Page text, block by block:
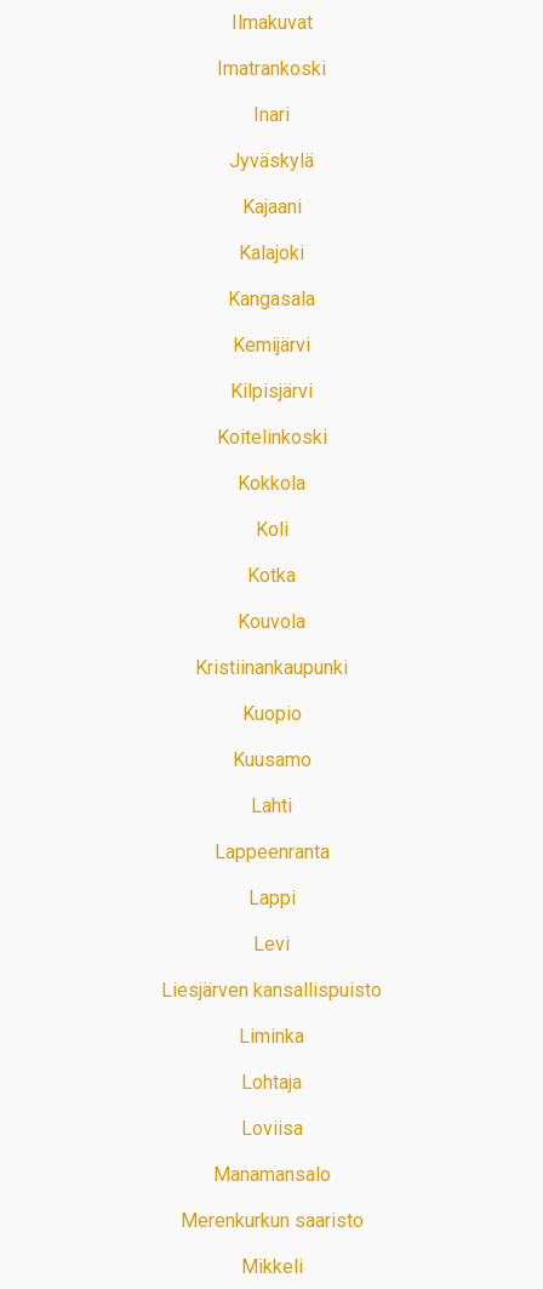
Ilmakuvat
Imatrankoski
Inari
Jyväskylä
Kajaani
Kalajoki
Kangasala
Kemijärvi
Kilpisjärvi
Koitelinkoski
Kokkola
Koli
Kotka
Kouvola
Kristiinankaupunki
Kuopio
Kuusamo
Lahti
Lappeenranta
Lappi
Levi
Liesjärven kansallispuisto
Liminka
Lohtaja
Loviisa
Manamansalo
Merenkurkun saaristo
Mikkeli